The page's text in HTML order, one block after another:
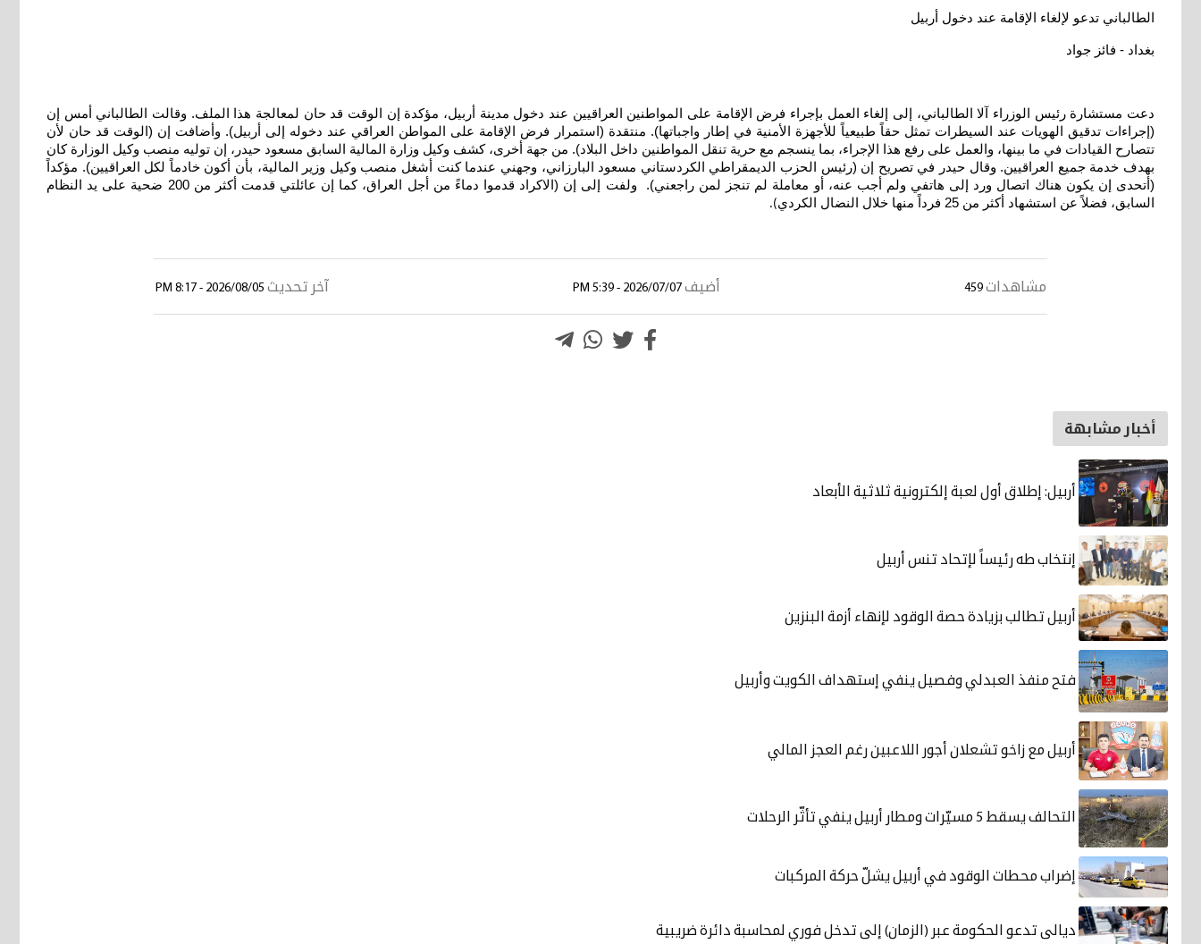
الطالباني تدعو لإلغاء الإقامة عند دخول أربيل
بغداد - فائز جواد
دعت مستشارة رئيس الوزراء آلا الطالباني، إلى إلغاء العمل بإجراء فرض الإقامة على المواطنين العراقيين عند دخول مدينة أربيل، مؤكدة إن الوقت قد حان لمعالجة هذا الملف. وقالت الطالباني أمس إن
(إجراءات تدقيق الهويات عند السيطرات تمثل حقاً طبيعياً للأجهزة الأمنية في إطار واجباتها). منتقدة (استمرار فرض الإقامة على المواطن العراقي عند دخوله إلى أربيل). وأضافت إن (الوقت قد حان لأن
تتصارح القيادات في ما بينها، والعمل على رفع هذا الإجراء، بما ينسجم مع حرية تنقل المواطنين داخل البلاد). من جهة أخرى، كشف وكيل وزارة المالية السابق مسعود حيدر، إن توليه منصب وكيل الوزارة كان
بهدف خدمة جميع العراقيين. وقال حيدر في تصريح إن (رئيس الحزب الديمقراطي الكردستاني مسعود البارزاني، وجهني عندما كنت أشغل منصب وكيل وزير المالية، بأن أكون خادماً لكل العراقيين). مؤكداً
(أتحدى إن يكون هناك اتصال ورد إلى هاتفي ولم أجب عنه، أو معاملة لم تنجز لمن راجعني). ولفت إلى إن (الاكراد قدموا دماءً من أجل العراق، كما إن عائلتي قدمت أكثر من 200 ضحية على يد النظام
السابق، فضلاً عن استشهاد أكثر من 25 فرداً منها خلال النضال الكردي
).
مشاهدات 459 أضيف 2026/07/07 - 5:39 PM آخر تحديث 2026/08/05 - 8:17 PM
أخبار مشابهة
أربيل: إطلاق أول لعبة إلكترونية ثلاثية الأبعاد
إنتخاب طه رئيساً لإتحاد تنس أربيل
أربيل تطالب بزيادة حصة الوقود لإنهاء أزمة البنزين
فتح منفذ العبدلي وفصيل ينفي إستهداف الكويت وأربيل
أربيل مع زاخو تشعلان أجور اللاعبين رغم العجز المالي
التحالف يسقط 5 مسيّرات ومطار أربيل ينفي تأثّر الرحلات
إضراب محطات الوقود في أربيل يشلّ حركة المركبات
ديالى تدعو الحكومة عبر (الزمان) إلى تدخل فوري لمحاسبة دائرة ضريبية